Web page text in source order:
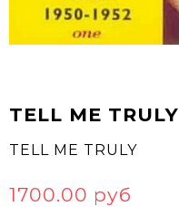
TELL ME TRULY
TELL ME TRULY
1700.00 руб